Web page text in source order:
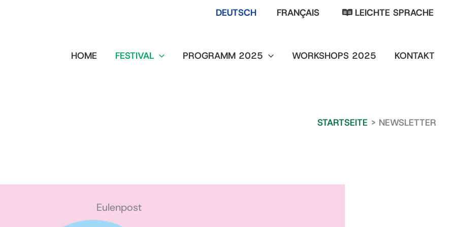
DEUTSCH FRANÇAIS LEICHTE SPRACHE
HOME FESTIVAL PROGRAMM 2025 WORKSHOPS 2025 KONTAKT
STARTSEITE NEWSLETTER
Eulenpost